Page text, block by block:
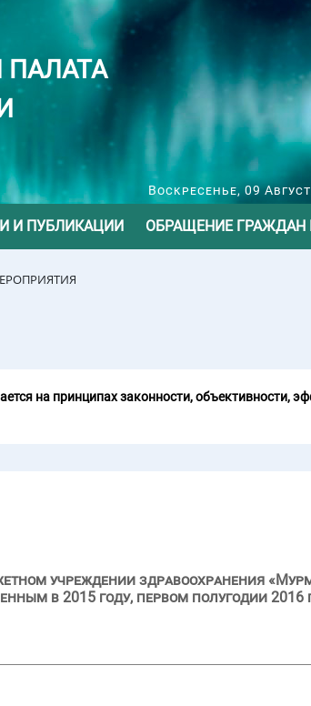
ПАЛАТА
Воскресенье, 09
И ПУБЛИКАЦИИ ОБРАЩЕНИЕ ГРАЖДАН
на принципах законности, объективности,
учреждении здравоохранения
в 2015 году, первом полугодии 2016